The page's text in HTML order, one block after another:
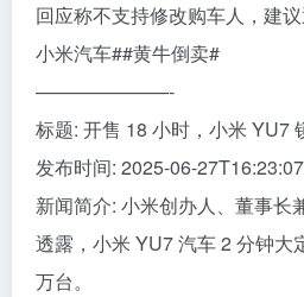
回应称不支持修改购车人，建
小米汽车##黄牛倒卖#
———————-
标题: 开售 18 小时，小米 YU7
发布时间: 2025-06-
新闻简介: 小米创办人、董事长
透露，小米 YU7 汽车 2 分钟大
万台。